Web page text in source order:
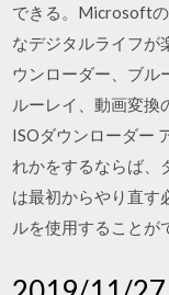
できる。Microsoft
なデジタルライフが
ウンローダー、ブ
ルーレイ、動画変換
ISOダウンローダー
れかをするならば、
は最初からやり直す
ルを使用すること